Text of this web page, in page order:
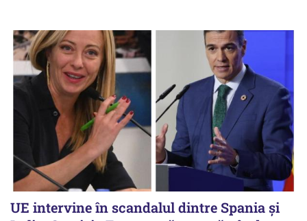
UE intervine în scandalul dintre Spania și